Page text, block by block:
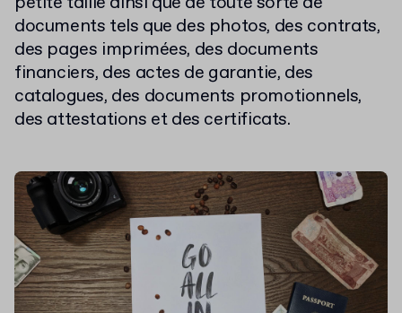
documents tels que des photos, des contrats,
des pages imprimées, des documents
financiers, des actes de garantie, des
catalogues, des documents promotionnels,
des attestations et des certificats.